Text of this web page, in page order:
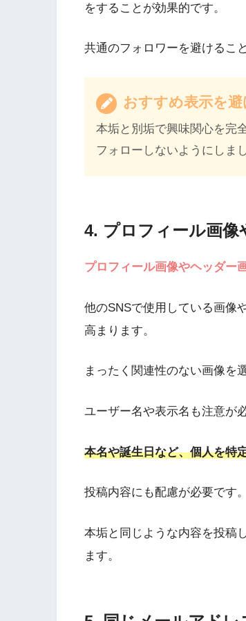
をすることが効果的です。
共通のフォロワーを避けるこ
おすすめ表示を
本垢と別垢で興味関心を完
フォローしないようにしま
4. プロフィール画像
プロフィール画像やヘッダー
他のSNSで使用している画像
高まります。
まったく関連性のない画像を
ユーザー名や表示名も注意が
本名や誕生日など、個人を特
投稿内容にも配慮が必要です。
本垢と同じような内容を投稿
ます。